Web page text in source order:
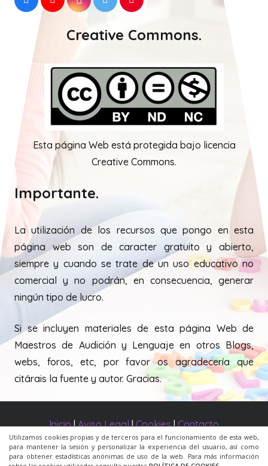
Utilizamos cookies propias y de terceros para el funcionamiento de esta web,
para mantener la sesión y personalizar la experiencia del usuario, así como
para obtener estadísticas anónimas de uso de la web. Para más información
Creative Commons.
Esta página Web está protegida bajo licencia
Creative Commons.
Importante.
La utilización de los recursos que pongo en esta
página web son de caracter gratuito y abierto,
siempre y cuando se trate de un uso educativo no
comercial y no podrán, en consecuencia, generar
ningún tipo de lucro.
Si se incluyen materiales de esta página Web de
Maestros de Audición y Lenguaje en otros Blogs,
webs, foros, etc, por favor os agradecería que
citárais la fuente y autor. Gracias.
Inicio|Aviso Legal|Cookies|Contacto
© 2020 Todos los derechos reservados. Una web de